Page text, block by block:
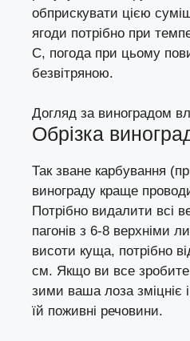
обприскувати цією
ягоди потрібно при
C, погода при цьому
безвітряною.
Догляд за виноградом
Обрізка
Так зване карбування
винограду краще
Потрібно видалити всі
пагонів з 6-8 верхніми
висоти куща, потрібно
см. Якщо ви все
зими ваша лоза зміцніє
їй поживні речовини.